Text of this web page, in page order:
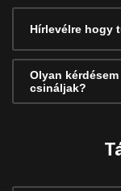
Hírlevélre hogy
Olyan
csináljak?